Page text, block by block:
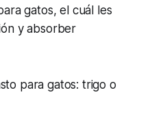
gatos, el cuál les
y absorber
para gatos: trigo o